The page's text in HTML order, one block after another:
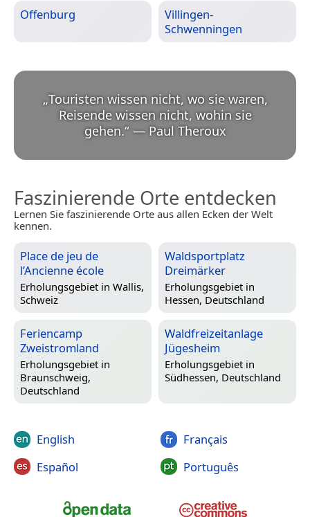
Offenburg
Villingen-
Schwenningen
„Touristen wissen nicht, wo sie waren,
Reisende wissen nicht, wohin sie
gehen.“ — Paul Theroux
Faszinierende Orte entdecken
Lernen Sie faszinierende Orte aus allen Ecken der Welt
kennen.
Place de jeu de
l’Ancienne école
Erholungsgebiet in Wallis,
Schweiz
Waldsportplatz
Dreimärker
Erholungsgebiet in
Hessen, Deutschland
Feriencamp
Zweistromland
Erholungsgebiet in
Braunschweig,
Deutschland
Waldfreizeitanlage
Jügesheim
Erholungsgebiet in
Südhessen, Deutschland
English
Español
Français
Português